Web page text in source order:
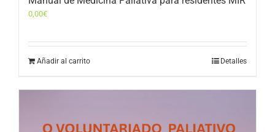
0,00€
Añadir al carrito Detalles